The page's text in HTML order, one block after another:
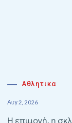
Αθλητικα
Αυγ 2, 2026